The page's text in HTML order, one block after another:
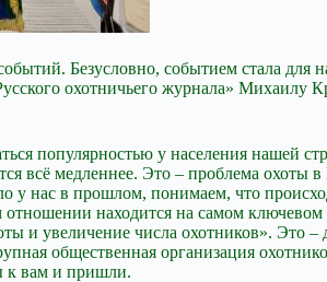
Безусловно, событием стала
охотничьего журнала»
популярностью у населения нашей
всё медленнее. Это – проблема охоты
нас в прошлом, понимаем, что
находится на самом
и увеличение числа охотников».
общественная организация
к вам и пришли.